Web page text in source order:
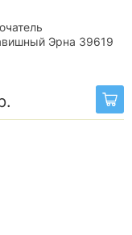
Эрна 39619